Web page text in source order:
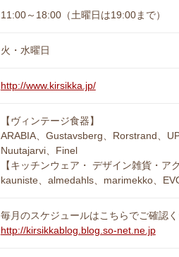
11:00～18:00（土曜日は19:00まで）
火・水曜日
http://www.kirsikka.jp/
【ヴィンテージ食器】
ARABIA、Gustavsberg、Rorstrand、
Nuutajarvi、Finel
【キッチンウェア・ デザイン雑貨・ア
kauniste、almedahls、marimekko、
毎月のスケジュールはこちらでご確認
http://kirsikkablog.blog.so-net.ne.jp